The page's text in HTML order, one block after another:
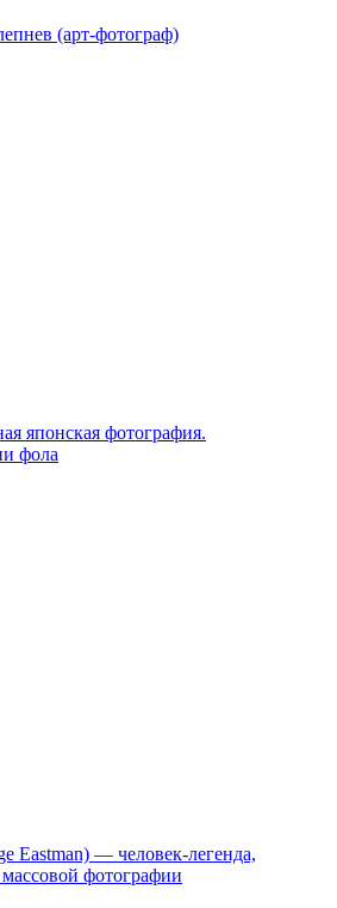
(арт-фотограф)
японская фотография.
фола
Eastman) — человек-легенда,
фотографии